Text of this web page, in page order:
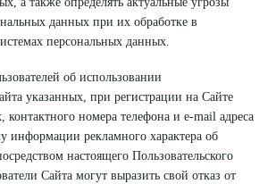
данных при их обработке в
персональных данных.
об использовании
указанных, при регистрации на Сайте
контактного номера телефона и e-mail адреса
информации рекламного характера об
настоящего Пользовательского
Сайта могут выразить свой отказ от